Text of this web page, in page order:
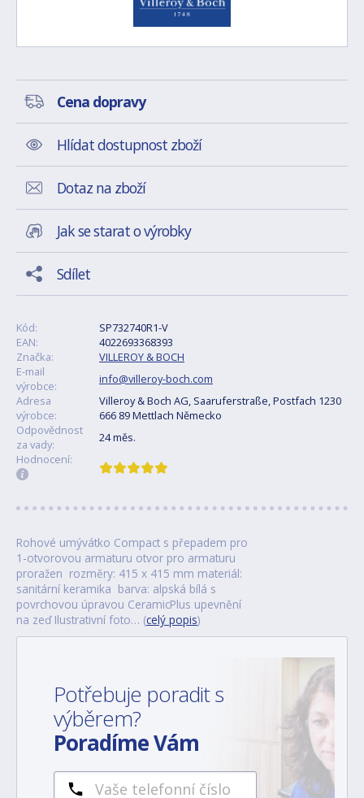
Cena dopravy
Hlídat dostupnost zboží
Dotaz na zboží
Jak se starat o výrobky
Sdílet
Kód:
SP732740R1-V
EAN:
4022693368393
Značka:
VILLEROY & BOCH
E-mail
výrobce:
info@villeroy-boch.com
Adresa
výrobce:
Villeroy & Boch AG, Saaruferstraße, Postfach 1230
666 89 Mettlach Německo
Odpovědnost
za vady:
24 měs.
Hodnocení:
Rohové umývátko Compact s přepadem pro
1-otvorovou armaturu otvor pro armaturu
proražen rozměry: 415 x 415 mm materiál:
sanitární keramika barva: alpská bílá s
povrchovou úpravou CeramicPlus upevnění
na zeď Ilustrativní foto… (celý popis)
Potřebuje poradit s
výběrem?
Poradíme Vám